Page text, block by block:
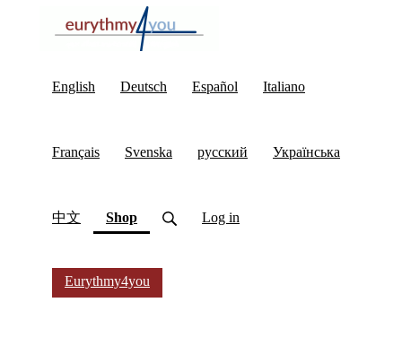
English Deutsch Español Italiano
Français Svenska русский Українська
中文 Shop(current) Log in
Eurythmy4you